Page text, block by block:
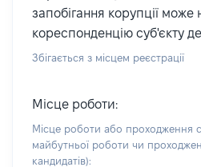
запобігання корупції може
кореспонденцію суб'єкту
Збігається з місцем реєстрації
Місце роботи:
Місце роботи або проходження
майбутньої роботи чи
кандидатів):